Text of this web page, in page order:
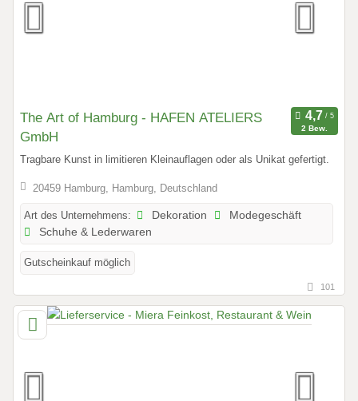
The Art of Hamburg - HAFEN ATELIERS
GmbH
2 Bew.
Tragbare Kunst in limitieren Kleinauflagen oder als Unikat gefertigt.
20459 Hamburg, Hamburg, Deutschland
Art des Unternehmens: Dekoration
Modegeschäft
Schuhe & Lederwaren
Gutscheinkauf möglich
101